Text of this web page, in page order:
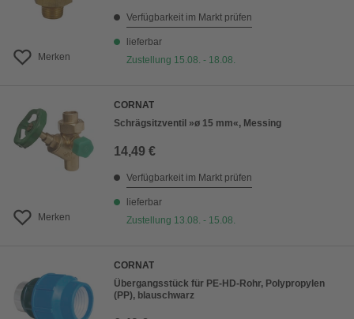
Merken
Verfügbarkeit im Markt prüfen
lieferbar
Zustellung 15.08. - 18.08.
Merken
CORNAT
Schrägsitzventil »ø 15 mm«, Messing
14,49 €
Verfügbarkeit im Markt prüfen
lieferbar
Zustellung 13.08. - 15.08.
CORNAT
Übergangsstück für PE-HD-Rohr, Polypropylen
(PP), blauschwarz